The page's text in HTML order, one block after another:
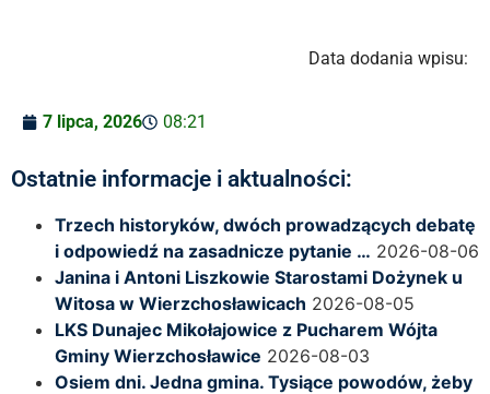
Data dodania wpisu:
7 lipca, 2026 08:21
Ostatnie informacje i aktualności:
Trzech historyków, dwóch prowadzących debatę
i odpowiedź na zasadnicze pytanie … 2026-08-06
Janina i Antoni Liszkowie Starostami Dożynek u
Witosa w Wierzchosławicach 2026-08-05
LKS Dunajec Mikołajowice z Pucharem Wójta
Gminy Wierzchosławice 2026-08-03
Osiem dni. Jedna gmina. Tysiące powodów, żeby